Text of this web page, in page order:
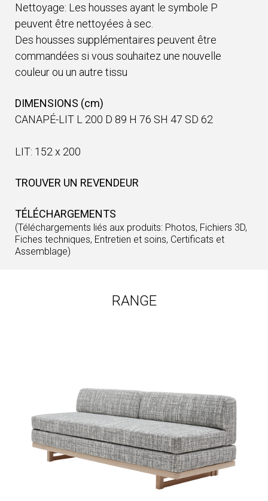
Nettoyage: Les housses ayant le symbole P
peuvent être nettoyées à sec.
Des housses supplémentaires peuvent être
commandées si vous souhaitez une nouvelle
couleur ou un autre tissu
DIMENSIONS (cm)
CANAPÉ-LIT L 200 D 89 H 76 SH 47 SD 62
LIT: 152 x 200
TROUVER UN REVENDEUR
TÉLÉCHARGEMENTS
(Téléchargements liés aux produits: Photos, Fichiers 3D,
Fiches techniques, Entretien et soins, Certificats et
Assemblage)
RANGE